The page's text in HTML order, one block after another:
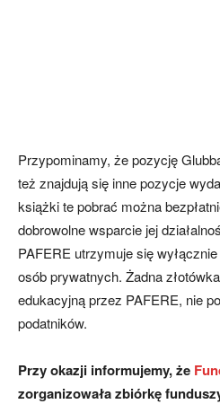
Przypominamy, że pozycję
też znajdują się inne pozycje
książki te pobrać można
dobrowolne wsparcie jej
PAFERE utrzymuje się
osób prywatnych. Żadna
edukacyjną przez PAFERE, nie
podatników.
Przy okazji informujemy, że
zorganizowała zbiórkę